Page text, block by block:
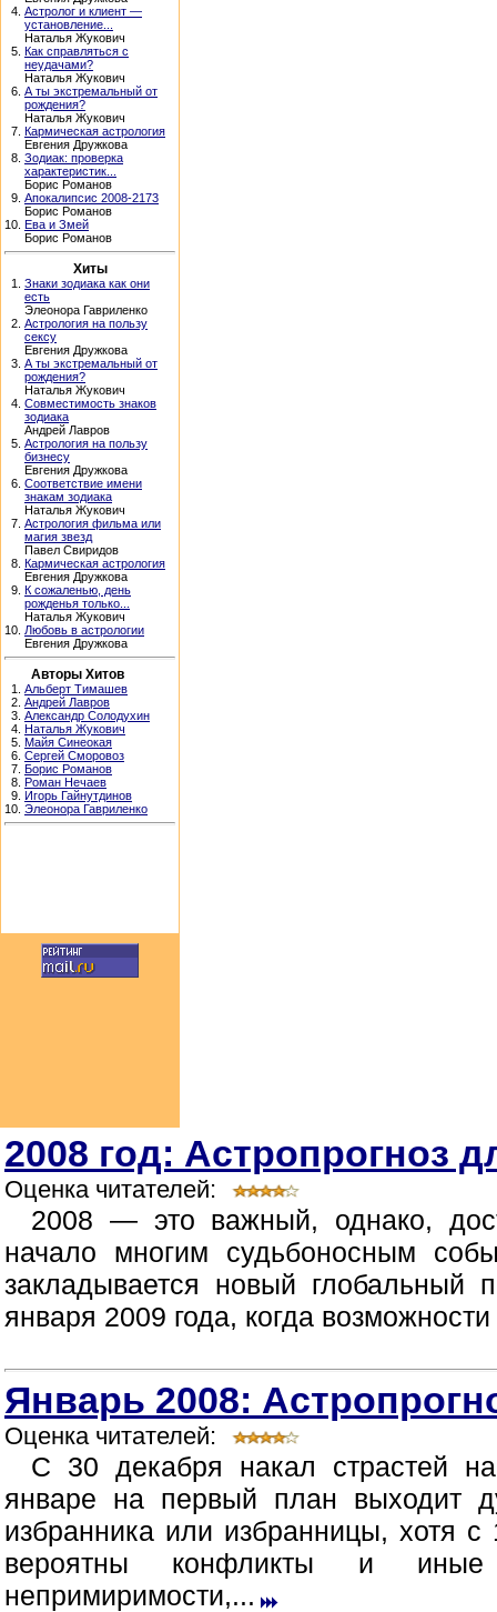
4. Астролог и клиент —
установление...
Наталья Жукович
5. Как справляться с
неудачами?
Наталья Жукович
6. А ты экстремальный от
рождения?
Наталья Жукович
7. Кармическая астрология
Евгения Дружкова
8. Зодиак: проверка
характеристик...
Борис Романов
9. Апокалипсис 2008-2173
Борис Романов
10. Ева и Змей
Борис Романов
Хиты
1. Знаки зодиака как они
есть
Элеонора Гавриленко
2. Астрология на пользу
сексу
Евгения Дружкова
3. А ты экстремальный от
рождения?
Наталья Жукович
4. Совместимость знаков
зодиака
Андрей Лавров
5. Астрология на пользу
бизнесу
Евгения Дружкова
6. Соответствие имени
знакам зодиака
Наталья Жукович
7. Астрология фильма или
магия звезд
Павел Свиридов
8. Кармическая астрология
Евгения Дружкова
9. К сожаленью, день
рожденья только...
Наталья Жукович
10. Любовь в астрологии
Евгения Дружкова
Авторы Хитов
1. Альберт Тимашев
2. Андрей Лавров
3. Александр Солодухин
4. Наталья Жукович
5. Майя Синеокая
6. Сергей Сморовоз
7. Борис Романов
8. Роман Нечаев
9. Игорь Гайнутдинов
10. Элеонора Гавриленко
2008 год: Астропрогноз
Оценка читателей:
2008 — это важный, однако,
начало многим судьбоносным
закладывается новый глобальный
января 2009 года, когда
Январь 2008:
Оценка читателей:
С 30 декабря накал страстей
январе на первый план выходит
избранника или избранницы, хотя
вероятны конфликты и иные
непримиримости,...